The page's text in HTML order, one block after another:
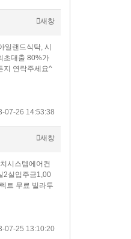
새창
랜드식탁, 시
초대출 80%가
지 연락주세요^
07-26 14:53:38
새창
시스템에어컨
2실입주금1,00
트 무료 빌라투
07-25 13:10:20